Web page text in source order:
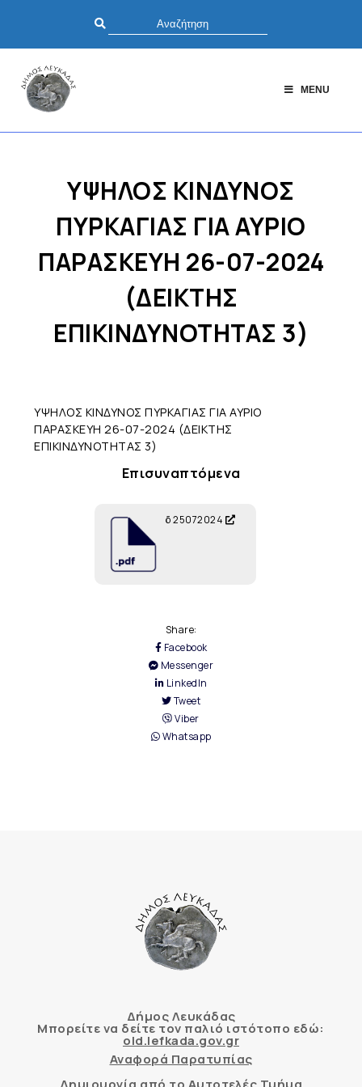
MENU
ΥΨΗΛΟΣ ΚΙΝΔΥΝΟΣ
ΠΥΡΚΑΓΙΑΣ ΓΙΑ ΑΥΡΙΟ
ΠΑΡΑΣΚΕΥΗ 26-07-2024
(ΔΕΙΚΤΗΣ
ΕΠΙΚΙΝΔΥΝΟΤΗΤΑΣ 3)
ΥΨΗΛΟΣ ΚΙΝΔΥΝΟΣ ΠΥΡΚΑΓΙΑΣ ΓΙΑ ΑΥΡΙΟ
ΠΑΡΑΣΚΕΥΗ 26-07-2024 (ΔΕΙΚΤΗΣ
ΕΠΙΚΙΝΔΥΝΟΤΗΤΑΣ 3)
Επισυναπτόμενα
δ 25072024
Share:
Facebook
Messenger
LinkedIn
Tweet
Viber
Whatsapp
Δήμος Λευκάδας
Μπορείτε να δείτε τον παλιό ιστότοπο εδώ:
old.lefkada.gov.gr
Αναφορά Παρατυπίας